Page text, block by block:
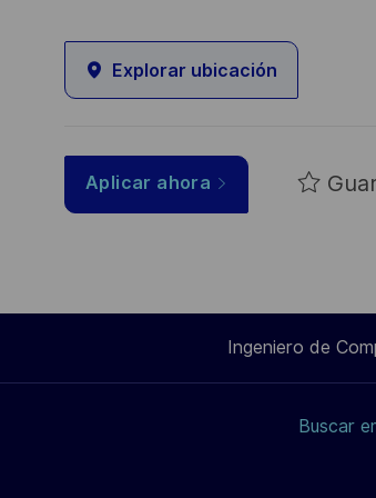
Explorar ubicación
Aplicar ahora
Ingeniero de
Buscar